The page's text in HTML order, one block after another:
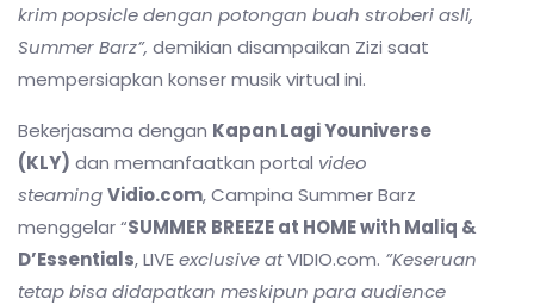
krim popsicle dengan potongan buah stroberi asli,
Summer Barz”, demikian disampaikan Zizi saat
mempersiapkan konser musik virtual ini.
Bekerjasama dengan Kapan Lagi Youniverse
(KLY) dan memanfaatkan portal video
steamingVidio.com, Campina Summer Barz
menggelar “SUMMER BREEZE at HOME with Maliq &
D’Essentials, LIVEexclusive atVIDIO.com. ”Keseruan
tetap bisa didapatkan meskipun para audience